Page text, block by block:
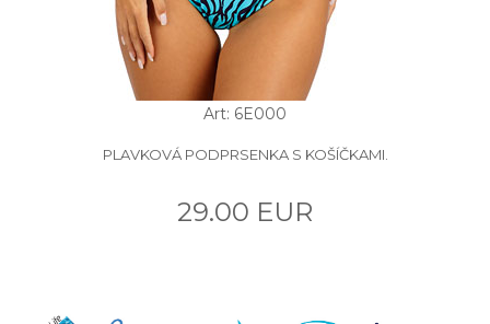
Art: 6E000
PLAVKOVÁ PODPRSENKA S KOŠÍČKAMI.
29.00 EUR